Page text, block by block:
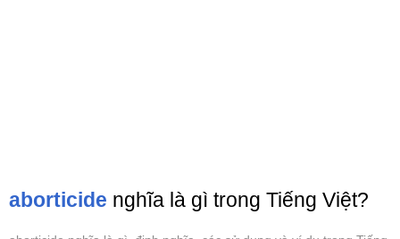
aborticide nghĩa là gì trong Tiếng Việt?